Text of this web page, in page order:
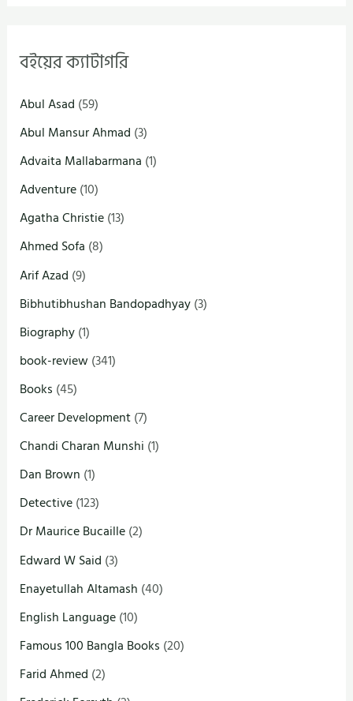
বইয়ের ক্যাটাগরি
Abul Asad (59)
Abul Mansur Ahmad (3)
Advaita Mallabarmana (1)
Adventure(10)
Agatha Christie(13)
Ahmed Sofa (8)
Arif Azad (9)
Bibhutibhushan Bandopadhyay(3)
Biography(1)
book-review(341)
Books (45)
Career Development(7)
Chandi Charan Munshi (1)
Dan Brown (1)
Detective(123)
Dr Maurice Bucaille(2)
Edward W Said (3)
Enayetullah Altamash (40)
English Language(10)
Famous 100 Bangla Books (20)
Farid Ahmed (2)